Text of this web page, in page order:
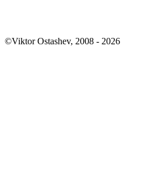
©Viktor Ostashev, 2008 - 2026